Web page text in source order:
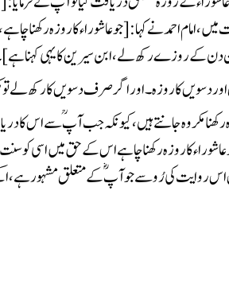
تین دن کے روزے رکھ لے، ابن سیرین کا یہی کہنا
کا روزہ۔ اور اگر صرف دسویں کا رکھ لے تو